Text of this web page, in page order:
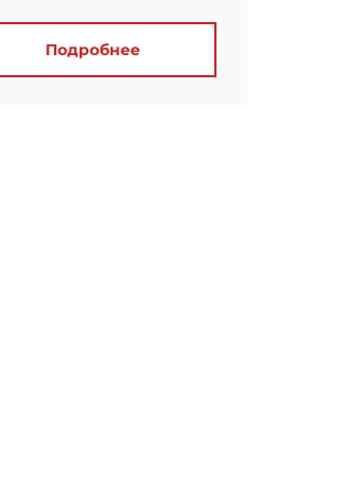
Подробнее